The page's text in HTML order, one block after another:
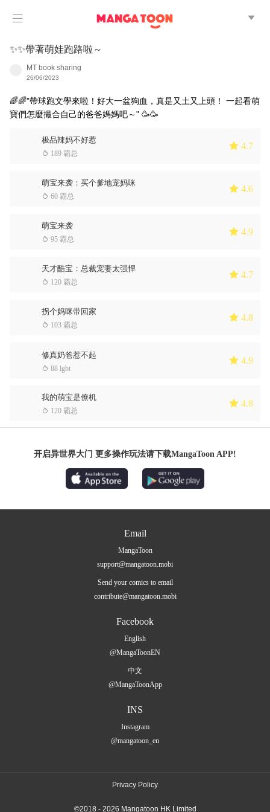
 
✨✨帶著萌娃跑路啦～
MT book sharing
26/06/2023
🌈🌈"帶球跑文學來啦！好大一盆狗血，真是又土又上頭！ 一起看萌
寶們怎麼撮合自己的爸爸媽媽吧～" 🥳🥳
极品辣妈不好惹
 189 霸总
 4.7
萌宝来袭：买个爹地宠妈咪
 60 霸总
 4.6
萌宝来袭
 95 霸总
 4.9
天才酷宝：总裁宠妻太强悍
 120 霸总
 4.7
拐个妈咪带回家
 103 霸总
 4.8
修真奶爸惹不起
 88 lgbt
 4.9
我的萌宝是僚机
 120 霸总
 4.8
开启异世界大门 更多操作玩法请下载MangaToon APP!
Email
MangaToon
support@mangatoon.mobi
Send your comics to email
contribute@mangatoon.mobi
Facebook
English
@MangaToonEN
中文
@MangaToonApp
INS
Instagram
@mangatoon_en
Privacy Policy
©2018 - 2026 Mangatoon HK Limited